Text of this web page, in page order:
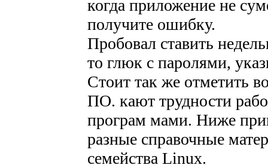
когда приложение не
получите ошибку.
Пробовал ставить
то глюк с паролями,
Стоит так же отметить
ПО. кают трудности
програм мами. Ниже
разные справочные
семейства Linux.